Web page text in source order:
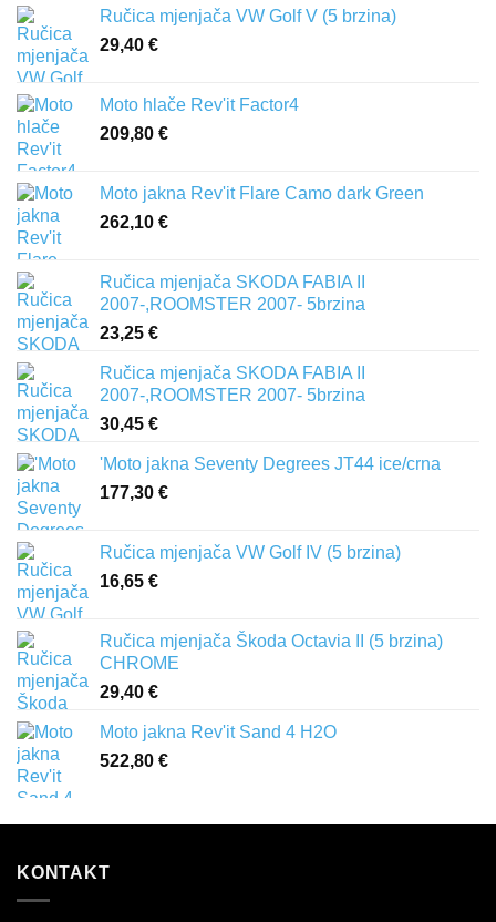
Ručica mjenjača VW Golf V (5 brzina)
29,40 €
Moto hlače Rev'it Factor4
209,80 €
Moto jakna Rev'it Flare Camo dark Green
262,10 €
Ručica mjenjača SKODA FABIA II
2007-,ROOMSTER 2007- 5brzina
23,25 €
Ručica mjenjača SKODA FABIA II
2007-,ROOMSTER 2007- 5brzina
30,45 €
'Moto jakna Seventy Degrees JT44 ice/crna
177,30 €
Ručica mjenjača VW Golf IV (5 brzina)
16,65 €
Ručica mjenjača Škoda Octavia II (5 brzina)
CHROME
29,40 €
Moto jakna Rev'it Sand 4 H2O
522,80 €
KONTAKT